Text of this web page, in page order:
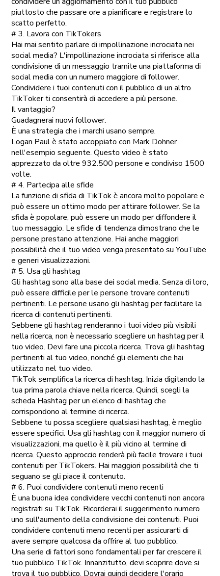
piuttosto che passare ore a pianificare e registrare lo
scatto perfetto.
# 3. Lavora con TikTokers
Hai mai sentito parlare di impollinazione incrociata nei
social media? L'impollinazione incrociata si riferisce alla
condivisione di un messaggio tramite una piattaforma di
social media con un numero maggiore di follower.
Condividere i tuoi contenuti con il pubblico di un altro
TikToker ti consentirà di accedere a più persone.
Il vantaggio?
Guadagnerai nuovi follower.
È una strategia che i marchi usano sempre.
Logan Paul è stato accoppiato con Mark Dohner
nell'esempio seguente. Questo video è stato
apprezzato da oltre 932.500 persone e condiviso 1500
volte.
# 4. Partecipa alle sfide
La funzione di sfida di TikTok è ancora molto popolare e
può essere un ottimo modo per attirare follower. Se la
sfida è popolare, può essere un modo per diffondere il
tuo messaggio. Le sfide di tendenza dimostrano che le
persone prestano attenzione. Hai anche maggiori
possibilità che il tuo video venga presentato su YouTube
e generi visualizzazioni.
# 5. Usa gli hashtag
Gli hashtag sono alla base dei social media. Senza di loro,
può essere difficile per le persone trovare contenuti
pertinenti. Le persone usano gli hashtag per facilitare la
ricerca di contenuti pertinenti.
Sebbene gli hashtag renderanno i tuoi video più visibili
nella ricerca, non è necessario scegliere un hashtag per il
tuo video. Devi fare una piccola ricerca. Trova gli hashtag
pertinenti al tuo video, nonché gli elementi che hai
utilizzato nel tuo video.
TikTok semplifica la ricerca di hashtag. Inizia digitando la
tua prima parola chiave nella ricerca. Quindi, scegli la
scheda Hashtag per un elenco di hashtag che
corrispondono al termine di ricerca.
Sebbene tu possa scegliere qualsiasi hashtag, è meglio
essere specifici. Usa gli hashtag con il maggior numero di
visualizzazioni, ma quello è il più vicino al termine di
ricerca. Questo approccio renderà più facile trovare i tuoi
contenuti per TikTokers. Hai maggiori possibilità che ti
seguano se gli piace il contenuto.
# 6. Puoi condividere contenuti meno recenti
È una buona idea condividere vecchi contenuti non ancora
registrati su TikTok. Ricorderai il suggerimento numero
uno sull'aumento della condivisione dei contenuti. Puoi
condividere contenuti meno recenti per assicurarti di
avere sempre qualcosa da offrire al tuo pubblico.
Una serie di fattori sono fondamentali per far crescere il
tuo pubblico TikTok. Innanzitutto, devi scoprire dove si
trova il tuo pubblico. Dovrai quindi decidere l'orario